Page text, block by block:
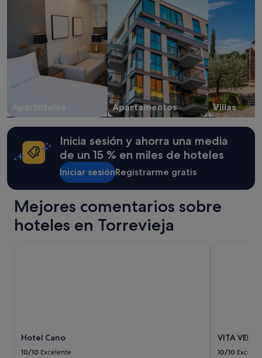
disponibilidad
Pueden
aplicarse
términos
condiciones
adicionales.
Apartoteles Apartamentos Villas
Inicia sesión y ahorra una media
de un 15 % en miles de hoteles
Iniciar sesiónRegistrarme gratis
Mejores comentarios sobre
hoteles en Torrevieja
Hotel Cano
10/10 Excelente
VITA VERDE
10/10